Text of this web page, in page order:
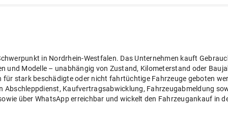
in Nordrhein-Westfalen. Das Unternehmen kauft
und Modelle – unabhängig von Zustand, Kilometerstand oder
stark beschädigte oder nicht fahrtüchtige Fahrzeuge geboten
Kaufvertragsabwicklung, Fahrzeugabmeldung
über WhatsApp erreichbar und wickelt den Fahrzeugankauf in